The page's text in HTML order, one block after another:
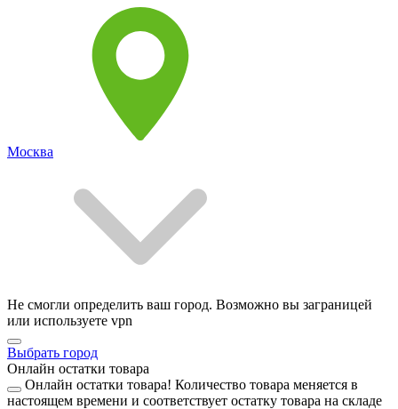
Москва
Не смогли определить ваш город. Возможно вы заграницей
или используете vpn
Выбрать город
Онлайн остатки товара
Онлайн остатки товара! Количество товара меняется в
настоящем времени и соответствует остатку товара на складе